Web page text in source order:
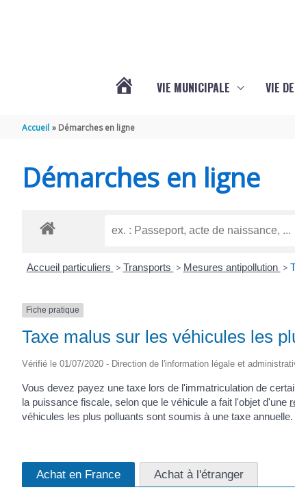
SEMOUSSAC
VIE MUNICIPALE VIE
Accueil Démarches en ligne
Démarches en ligne
Accueil particuliers > Transports > Mesures antipollution >
Fiche pratique
Taxe malus sur les véhicules les
Vérifié le 01/07/2020 - Direction de l'information légale et
Vous devez payez une taxe lors de l'immatriculation de
la puissance fiscale, selon que le véhicule a fait l'objet d'une
véhicules les plus polluants sont soumis à une taxe annuelle.
Achat en France Achat à l'étranger